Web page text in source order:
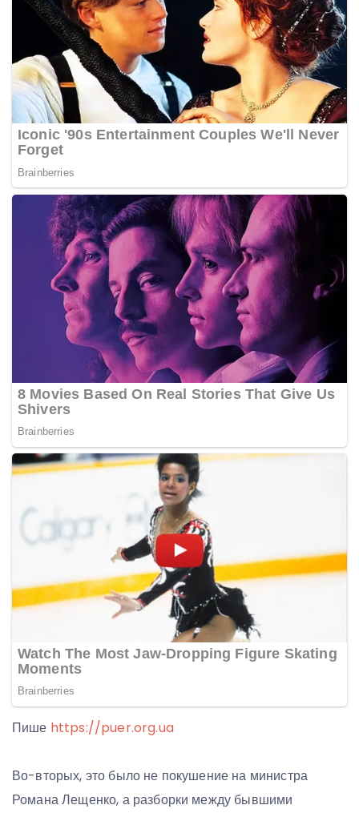
Пише https://puer.org.ua
Во-вторых, это было не покушение на министра
Романа Лещенко, а разборки между бывшими